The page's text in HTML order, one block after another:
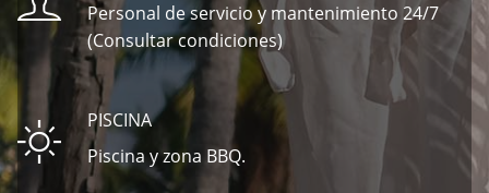
Personal de servicio y mantenimiento 24/7
(Consultar condiciones)
PISCINA
Piscina y zona BBQ.